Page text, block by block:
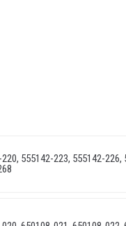
555142-223, 555142-226,